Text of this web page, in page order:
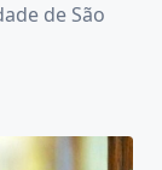
de São